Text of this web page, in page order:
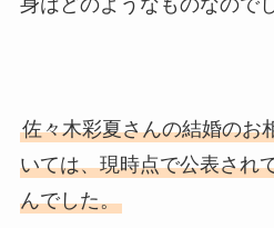
佐々木彩夏さんの結婚のお
いては、現時点で公表され
んでした。